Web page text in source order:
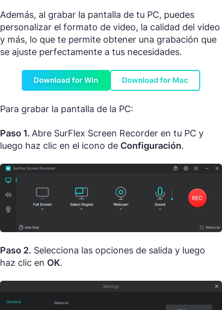
Además, al grabar la pantalla de tu PC, puedes
personalizar el formato de video, la calidad del video
y más, lo que te permite obtener una grabación que
se ajuste perfectamente a tus necesidades.
Download for Win Download for Mac
Para grabar la pantalla de la PC:
Paso 1. Abre SurFlex Screen Recorder en tu PC y
luego haz clic en el icono de Configuración.
Paso 2. Selecciona las opciones de salida y luego
haz clic en OK.